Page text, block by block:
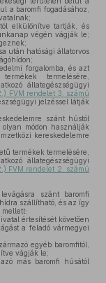
a baromfi fogadásához,
elkülönítve tartják, és
végén vágják le;
után hatósági állatorvos
forgalomba, és azt
termelésére,
állategészségügyi
FVM rendelet 3. számú
jelzéssel látják
szánt hústól
módon használják
kereskedelemre
termékek termelésére,
állategészségügyi
FVM rendelet 2. számú
szánt baromfi
szállítható, és az így
értesítését követően
a feladó vármegyei
egyéb baromfitól,
vágják le;
más baromfi húsától